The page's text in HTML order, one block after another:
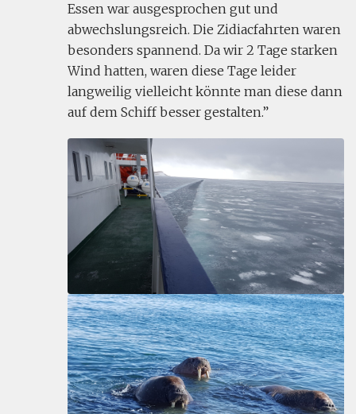
Essen war ausgesprochen gut und
abwechslungsreich. Die Zidiacfahrten waren
besonders spannend. Da wir 2 Tage starken
Wind hatten, waren diese Tage leider
langweilig vielleicht könnte man diese dann
auf dem Schiff besser gestalten.